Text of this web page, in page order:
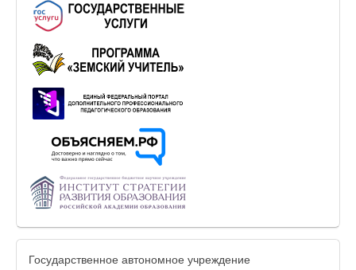
Государственное автономное учреждение